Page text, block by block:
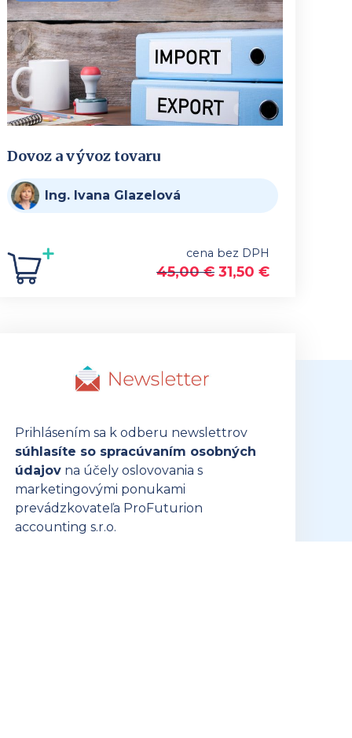
Dovoz a vývoz tovaru
Ing. Ivana Glazelová
cena bez DPH
45,00€ 31,50 €
Prihlásením sa k odberu newslettrov
súhlasíte so spracúvaním osobných
údajovna účely oslovovania s
marketingovými ponukami
prevádzkovateľa ProFuturion
accounting s.r.o.